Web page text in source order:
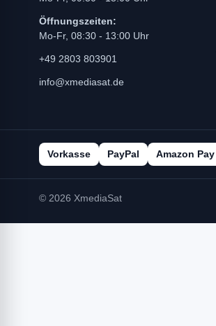
Öffnungszeiten:
Mo-Fr, 08:30 - 13:00 Uhr
+49 2803 803901
info@xmediasat.de
Vorkasse PayPal Amazon Pay
© 2026 XmediaSat